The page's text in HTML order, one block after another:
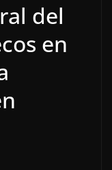
del
en